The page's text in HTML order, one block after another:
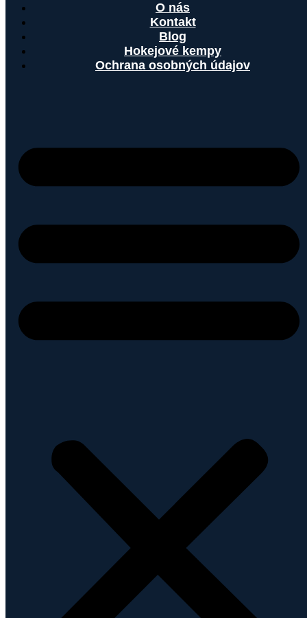
O nás
Kontakt
Blog
Hokejové kempy
Ochrana osobných údajov